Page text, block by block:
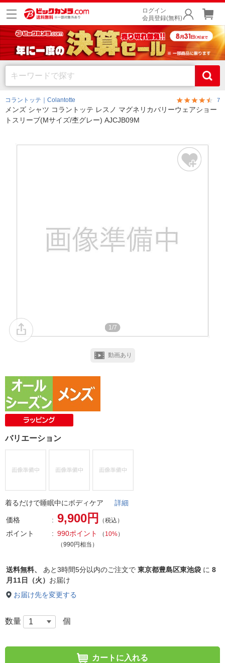
ログイン
会員登録(無料)
コラントッテ｜Colantotte 7
メンズ シャツ コラントッテ レスノ マグネリカバリーウェアショー
トスリーブ(Mサイズ/杢グレー) AJCJB09M
1/7
動画あり
バリエーション
着るだけで睡眠中にボディケア 詳細
価格 9,900円 （税込）
ポイント 990ポイント （ 10%）
（990円相当）
送料無料、 あと3時間5分以内のご注文で 東京都豊島区東池袋 に 8
月11日（火） お届け
お届け先を変更する
数量 個
カートに入れる